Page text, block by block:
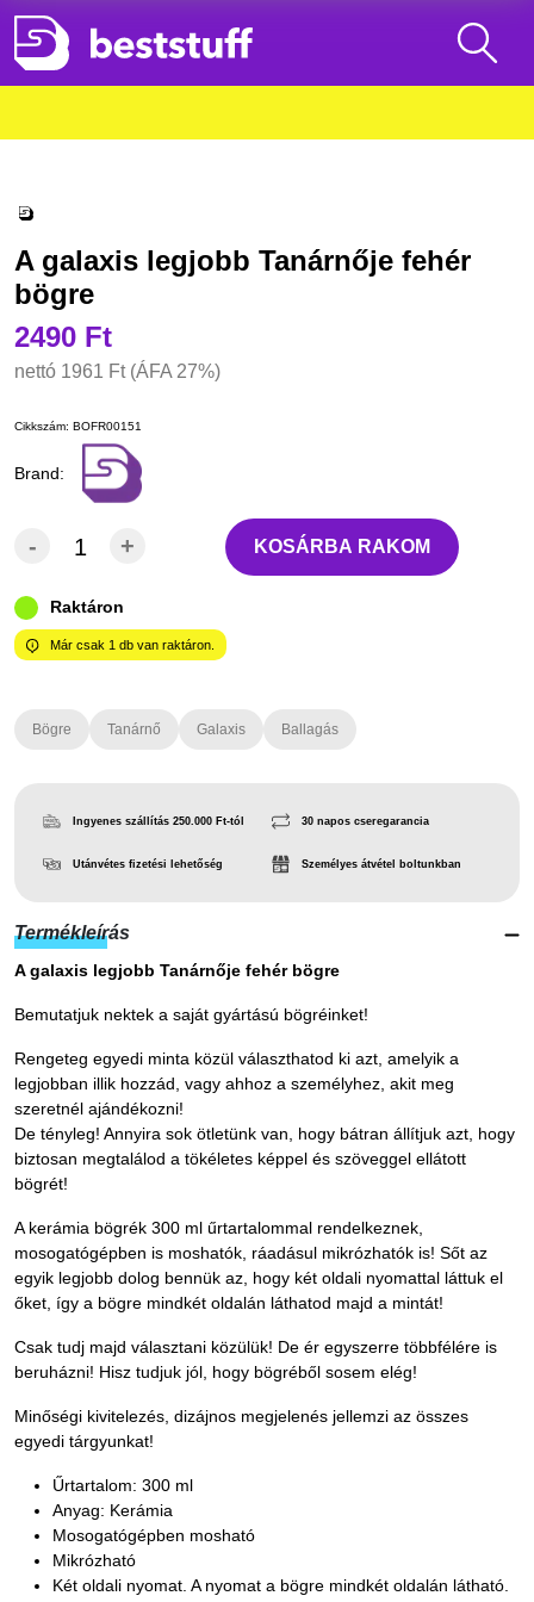
A galaxis legjobb Tanárnője fehér
bögre
2490 Ft
nettó 1961 Ft (ÁFA 27%)
Cikkszám: BOFR00151
Brand:
- + KOSÁRBA RAKOM
Raktáron
Már csak 1 db van raktáron.
Bögre Tanárnő Galaxis Ballagás
Ingyenes szállítás 250.000 Ft-tól
Utánvétes fizetési lehetőség
30 napos cseregarancia
Személyes átvétel boltunkban
Termékleírás
A galaxis legjobb Tanárnője fehér bögre
Bemutatjuk nektek a saját gyártású bögréinket!
Rengeteg egyedi minta közül választhatod ki azt, amelyik a
legjobban illik hozzád, vagy ahhoz a személyhez, akit meg
szeretnél ajándékozni!
De tényleg! Annyira sok ötletünk van, hogy bátran állítjuk azt, hogy
biztosan megtalálod a tökéletes képpel és szöveggel ellátott
bögrét!
A kerámia bögrék 300 ml űrtartalommal rendelkeznek,
mosogatógépben is moshatók, ráadásul mikrózhatók is! Sőt az
egyik legjobb dolog bennük az, hogy két oldali nyomattal láttuk el
őket, így a bögre mindkét oldalán láthatod majd a mintát!
Csak tudj majd választani közülük! De ér egyszerre többfélére is
beruházni! Hisz tudjuk jól, hogy bögréből sosem elég!
Minőségi kivitelezés, dizájnos megjelenés jellemzi az összes
egyedi tárgyunkat!
Űrtartalom: 300 ml
Anyag: Kerámia
Mosogatógépben mosható
Mikrózható
Két oldali nyomat. A nyomat a bögre mindkét oldalán látható.